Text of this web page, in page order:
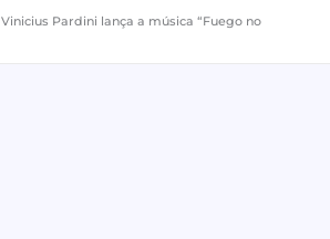
Vinicius Pardini lança a música “Fuego no